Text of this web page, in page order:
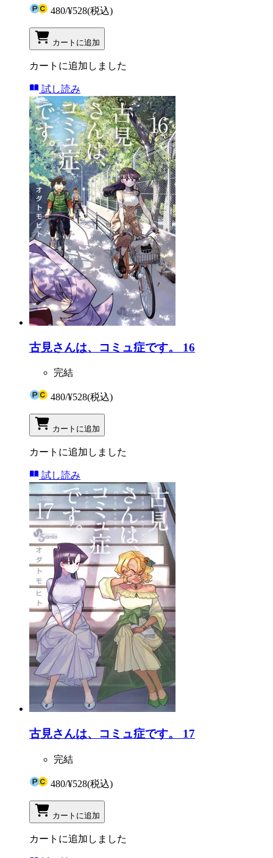
480/¥528(税込)
カートに追加
カートに追加しました
試し読み
古見さんは、コミュ症です。 16
完結
480/¥528(税込)
カートに追加
カートに追加しました
試し読み
古見さんは、コミュ症です。 17
完結
480/¥528(税込)
カートに追加
カートに追加しました